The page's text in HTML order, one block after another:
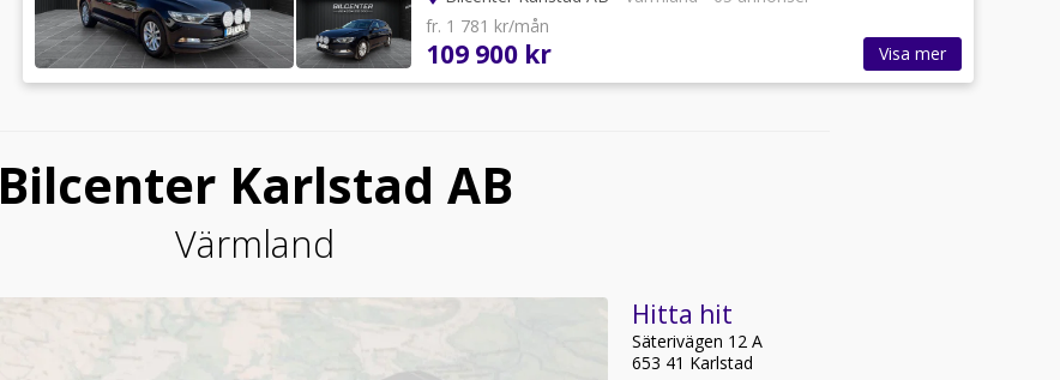
fr. 1 781 kr/mån
109 900 kr Visa mer
Bilcenter Karlstad AB
Värmland
Hitta hit
Säterivägen 12 A
653 41 Karlstad